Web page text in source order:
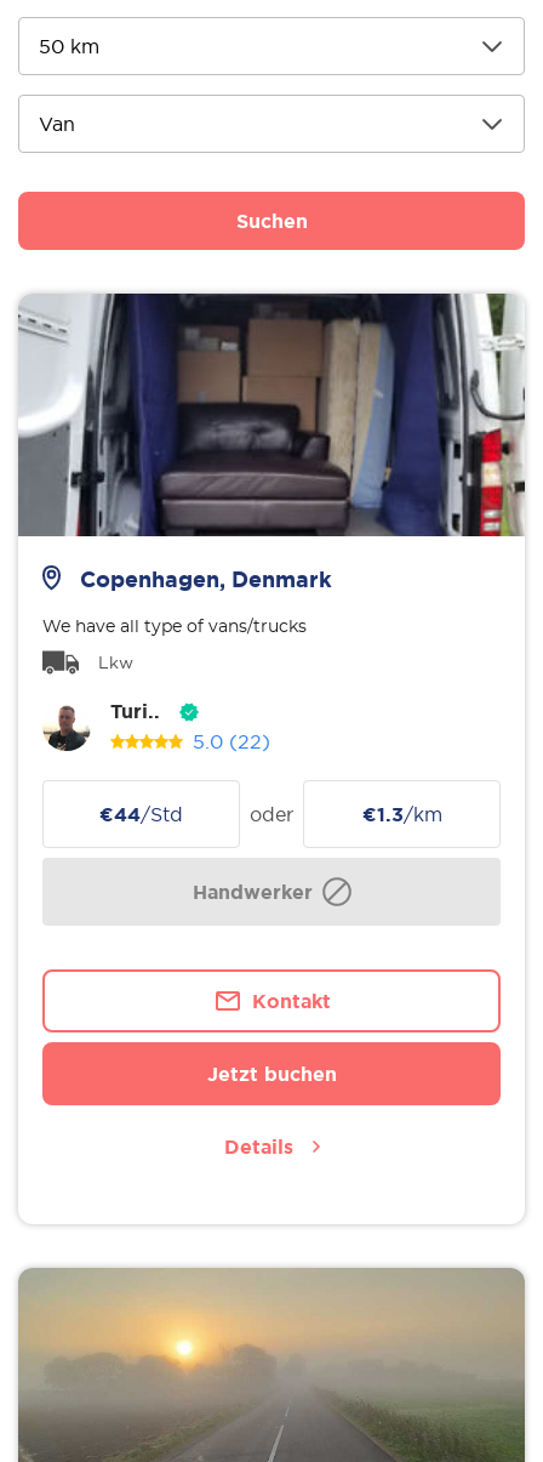
Suchen
Copenhagen, Denmark
We have all type of vans/trucks
Lkw
Turi..
5.0 (22)
€44/Std oder €1.3/km
Handwerker
Kontakt
Jetzt buchen
Details